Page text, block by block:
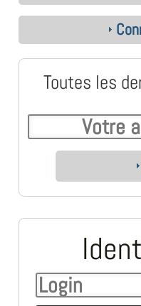
Toutes les